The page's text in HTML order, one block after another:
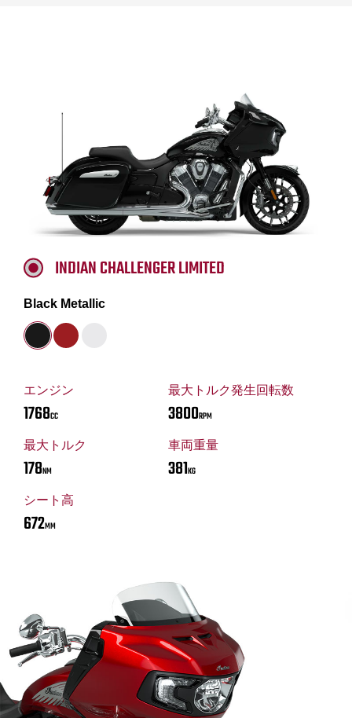
エンジン
1768CC
最大トルク発生回転数
3800RPM
最大トルク
178NM
車両重量
381KG
シート高
672MM
INDIAN CHALLENGER LIMITED
Black Metallic